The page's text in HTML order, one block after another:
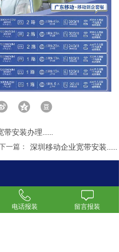
带安装办理......
一篇： 深圳移动企业宽带安装......
、意见或建议，欢迎与我们联
务！电话报装 留言报装